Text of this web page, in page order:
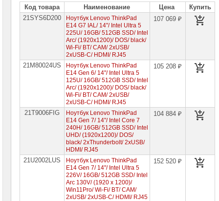
Ноутбуки
Asus
HP
Lenovo
IdeaPad
Код товара Наименование Цена
Купить
21SYS6D200
Ноутбук Lenovo ThinkPad
E14 G7 IAL/ 14"/ Intel Ultra 5
225U/ 16GB/ 512GB SSD/ Intel
Arc/ (1920х1200)/ DOS/ black/
Wi-Fi/ BT/ CAM/ 2xUSB/
2xUSB-C/ HDMI/ RJ45
107 069 ₽
21M80024US
Ноутбук Lenovo ThinkPad
E14 Gen 6/ 14"/ Intel Ultra 5
125U/ 16GB/ 512GB SSD/ Intel
Arc/ (1920x1200)/ DOS/ black/
Wi-Fi/ BT/ CAM/ 2xUSB/
2xUSB-C/ HDMI/ RJ45
105 208 ₽
21T9006FIG
Ноутбук Lenovo ThinkPad
E14 Gen 7/ 14"/ Intel Core 7
240H/ 16GB/ 512GB SSD/ Intel
UHD/ (1920x1200)/ DOS/
black/ 2xThunderbolt/ 2xUSB/
HDMI/ RJ45
104 884 ₽
21U2002LUS
Ноутбук Lenovo ThinkPad
E14 Gen 7/ 14"/ Intel Ultra 5
226V/ 16GB/ 512GB SSD/ Intel
Arc 130V/ (1920 x 1200)/
Win11Pro/ Wi-Fi/ BT/ CAM/
2xUSB/ 2xUSB-C/ HDMI/ RJ45
152 520 ₽